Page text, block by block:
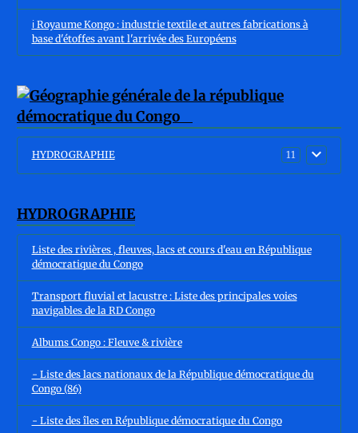
ℹ️ Royaume Kongo : industrie textile et autres fabrications à
base d'étoffes avant l'arrivée des Européens
HYDROGRAPHIE 11
HYDROGRAPHIE
Liste des rivières , fleuves, lacs et cours d'eau en République
démocratique du Congo
Transport fluvial et lacustre : Liste des principales voies
navigables de la RD Congo
Albums Congo : Fleuve & rivière
- Liste des lacs nationaux de la République démocratique du
Congo (86)
- Liste des îles en République démocratique du Congo